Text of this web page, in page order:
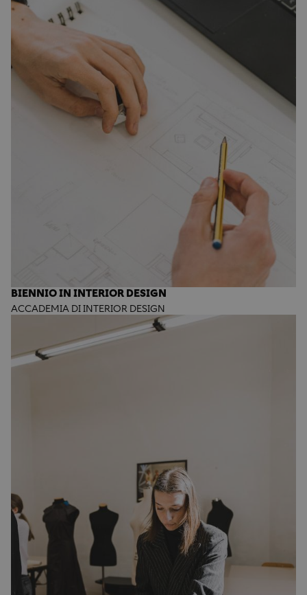
BIENNIO IN INTERIOR DESIGN
ACCADEMIA DI INTERIOR DESIGN